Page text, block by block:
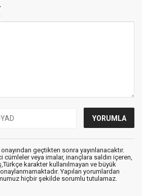
geçtikten sonra yayınlanacaktır.
veya imalar, inançlara saldırı içeren,
karakter kullanılmayan ve büyük
Yapılan yorumlardan
hiçbir şekilde sorumlu tutulamaz.